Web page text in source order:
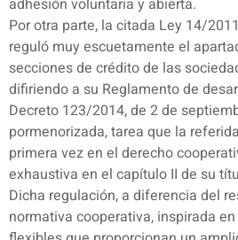
Por otra parte, la citada Ley 14/
reguló muy escuetamente el
secciones de crédito de las
difiriendo a su Reglamento de
Decreto 123/2014, de 2 de
pormenorizada, tarea que la
primera vez en el derecho
exhaustiva en el capítulo II de su
Dicha regulación, a diferencia del
normativa cooperativa, inspirada